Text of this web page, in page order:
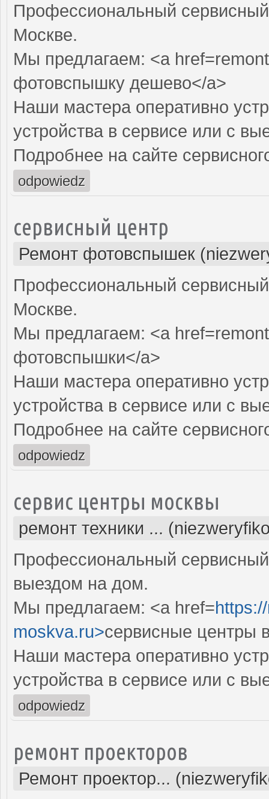
Профессиональный
Москве.
Мы предлагаем: <a
фотовспышку дешево</a>
Наши мастера оперативно
устройства в сервисе или с
Подробнее на сайте
odpowiedz
сервисный центр
Ремонт фотовспышек
Профессиональный
Москве.
Мы предлагаем: <a
фотовспышки</a>
Наши мастера оперативно
устройства в сервисе или с
Подробнее на сайте
odpowiedz
сервис центры москвы
ремонт техники ...
Профессиональный
выездом на дом.
Мы предлагаем: <a href=
moskva.ru>сервисные центры
Наши мастера оперативно
устройства в сервисе или с
odpowiedz
ремонт проекторов
Ремонт проектор...